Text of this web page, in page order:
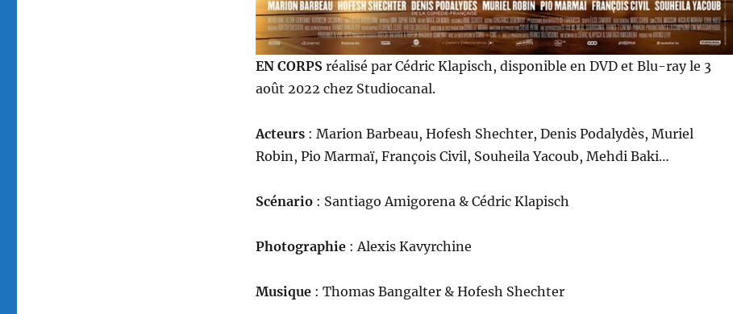
EN CORPS réalisé par Cédric Klapisch, disponible en DVD et Blu-ray le 3
août 2022 chez Studiocanal.
Acteurs: Marion Barbeau, Hofesh Shechter, Denis Podalydès, Muriel
Robin, Pio Marmaï, François Civil, Souheila Yacoub, Mehdi Baki…
Scénario: Santiago Amigorena & Cédric Klapisch
Photographie: Alexis Kavyrchine
Musique: Thomas Bangalter & Hofesh Shechter